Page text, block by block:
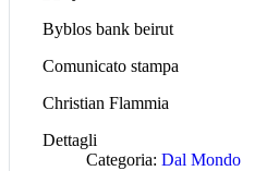
Byblos bank beirut
Comunicato stampa
Christian Flammia
Dettagli
Categoria: Dal Mondo